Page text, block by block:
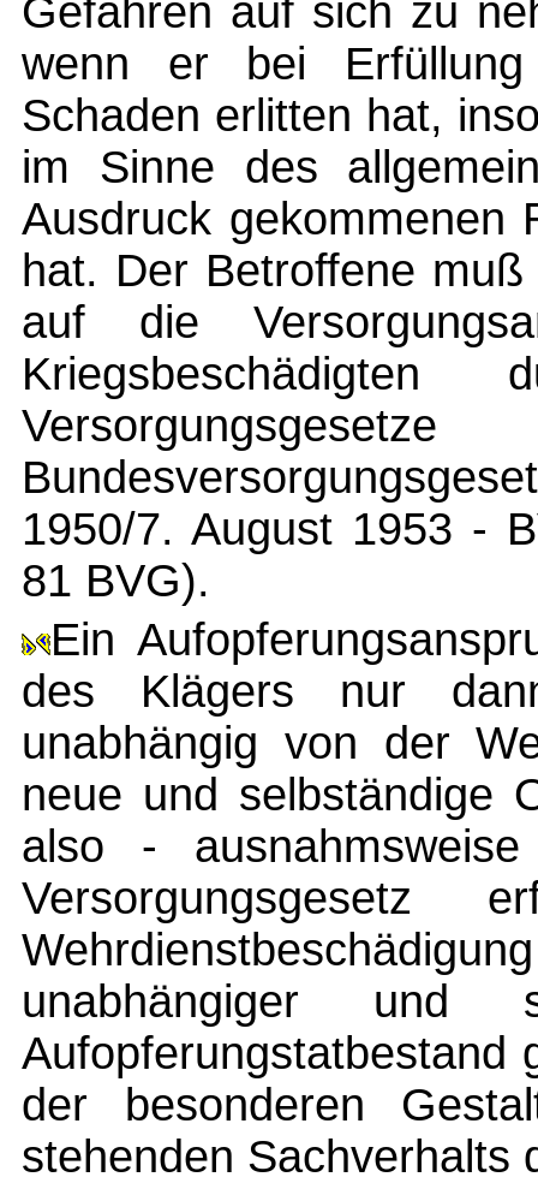
Gefahren auf sich zu
wenn er bei
Schaden erlitten hat,
im Sinne des
Ausdruck gekommenen
hat. Der Betroffene
auf die
1950/7. August 1953 -
81 BVG).
Ein
des Klägers nur
unabhängig von der
neue und selbständige
also -
Versorgungsgesetz
unabhängiger und
Aufopferungstatbestand
der besonderen
stehenden Sachverhalts